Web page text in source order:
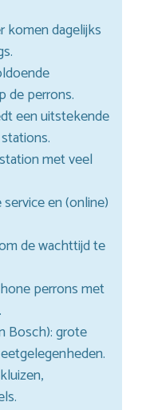
komen dagelijks
de perrons.
een uitstekende
met veel
en (online)
de wachttijd te
perrons met
Bosch): grote